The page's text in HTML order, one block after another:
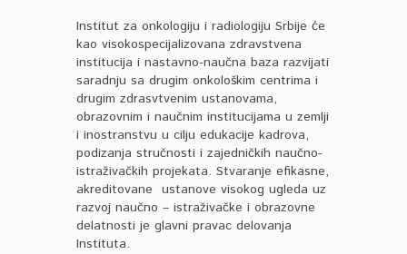
Institut za onkologiju i radiologiju Srbije će
kao visokospecijalizovana zdravstvena
institucija i nastavno-naučna baza razvijati
saradnju sa drugim onkološkim centrima i
drugim zdrasvtvenim ustanovama,
obrazovnim i naučnim institucijama u zemlji
i inostranstvu u cilju edukacije kadrova,
podizanja stručnosti i zajedničkih naučno-
istraživačkih projekata. Stvaranje efikasne,
akreditovane ustanove visokog ugleda uz
razvoj naučno – istraživačke i obrazovne
delatnosti je glavni pravac delovanja
Instituta.